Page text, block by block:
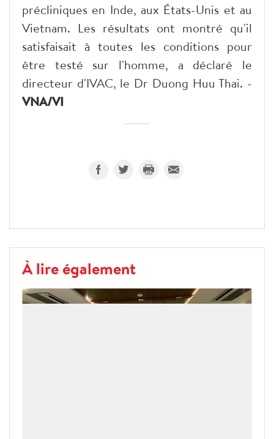
précliniques en Inde, aux États-Unis et au
Vietnam. Les résultats ont montré qu'il
satisfaisait à toutes les conditions pour
être testé sur l'homme, a déclaré le
directeur d'IVAC, le Dr Duong Huu Thai. -
VNA/VI
À lire également